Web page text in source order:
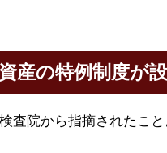
産の特例制度が
査院から指摘されたこ